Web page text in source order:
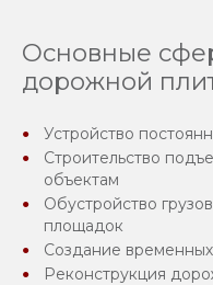
Основные
дорожной
Устройство
Строительство
объектам
Обустройство
площадок
Создание
Реконструкция